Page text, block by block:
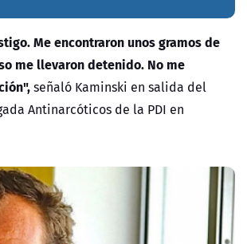
Me encontraron unos gramos de
me llevaron detenido. No me
señaló Kaminski en salida del
Antinarcóticos de la PDI en